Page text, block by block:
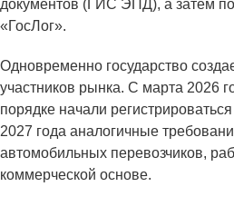
документов (ГИС ЭПД), а затем
«ГосЛог».
Одновременно государство
участников рынка. С марта 2026
порядке начали
2027 года аналогичные
автомобильных перевозчиков,
коммерческой основе.